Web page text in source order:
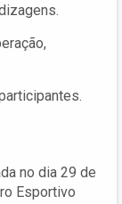
no dia 29 de
Esportivo